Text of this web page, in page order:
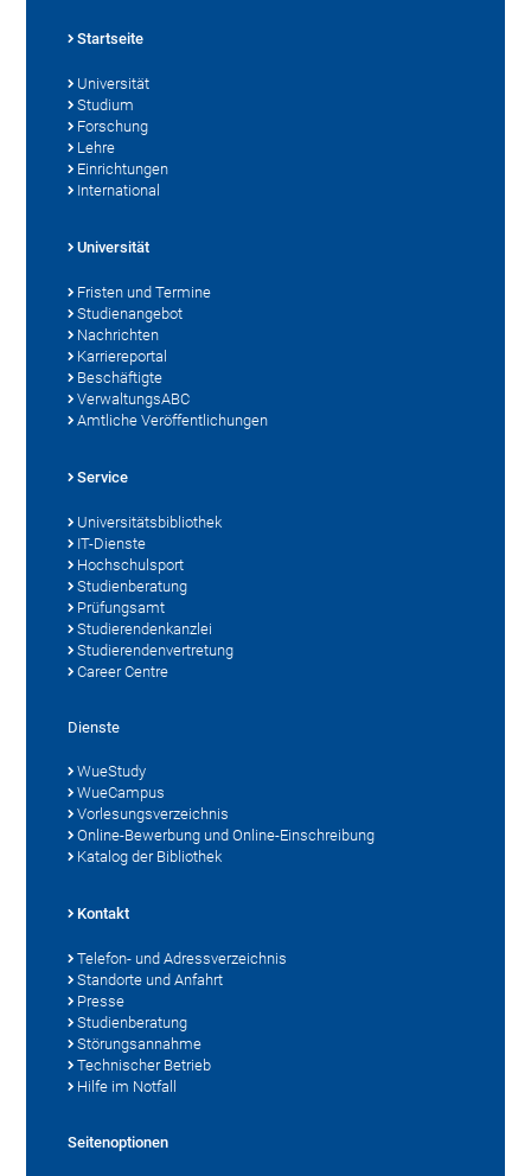
Startseite
Universität
Studium
Forschung
Lehre
Einrichtungen
International
Universität
Fristen und Termine
Studienangebot
Nachrichten
Karriereportal
Beschäftigte
VerwaltungsABC
Amtliche Veröffentlichungen
Service
Universitätsbibliothek
IT-Dienste
Hochschulsport
Studienberatung
Prüfungsamt
Studierendenkanzlei
Studierendenvertretung
Career Centre
Dienste
WueStudy
WueCampus
Vorlesungsverzeichnis
Online-Bewerbung und Online-Einschreibung
Katalog der Bibliothek
Kontakt
Telefon- und Adressverzeichnis
Standorte und Anfahrt
Presse
Studienberatung
Störungsannahme
Technischer Betrieb
Hilfe im Notfall
Seitenoptionen